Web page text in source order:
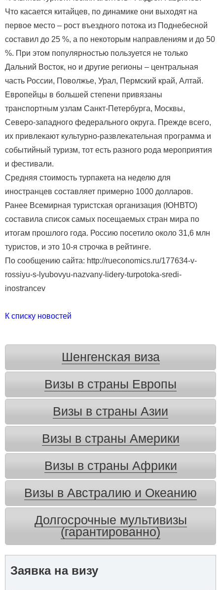
Что касается китайцев, по динамике они выходят на
первое место – рост въездного потока из Поднебесной
составил до 25 %, а по некоторым направлениям и до 50
%. При этом популярностью пользуется не только
Дальний Восток, но и другие регионы – центральная
часть России, Поволжье, Урал, Пермский край, Алтай.
Европейцы в большей степени привязаны
транспортным узлам Санкт-Петербурга, Москвы,
Северо-западного федерального округа. Прежде всего,
их привлекают культурно-развлекательная программа и
событийный туризм, тот есть разного рода мероприятия
и фестивали.
Средняя стоимость турпакета на неделю для
иностранцев составляет примерно 1000 долларов.
Ранее Всемирная туристская организация (ЮНВТО)
составила список самых посещаемых стран мира по
итогам прошлого года. Россию посетило около 31,6 млн
туристов, и это 10-я строчка в рейтинге.
По сообщению сайта: http://rueconomics.ru/177634-v-
rossiyu-s-lyubovyu-nazvany-lidery-turpotoka-sredi-
inostrancev
К списку новостей
Шенгенская виза
Визы в страны Европы
Визы в страны Азии
Визы в страны Америки
Визы в страны Африки
Визы в Австралию и Океанию
Долгосрочные мультивизы
(гарантированно)
Заявка на визу